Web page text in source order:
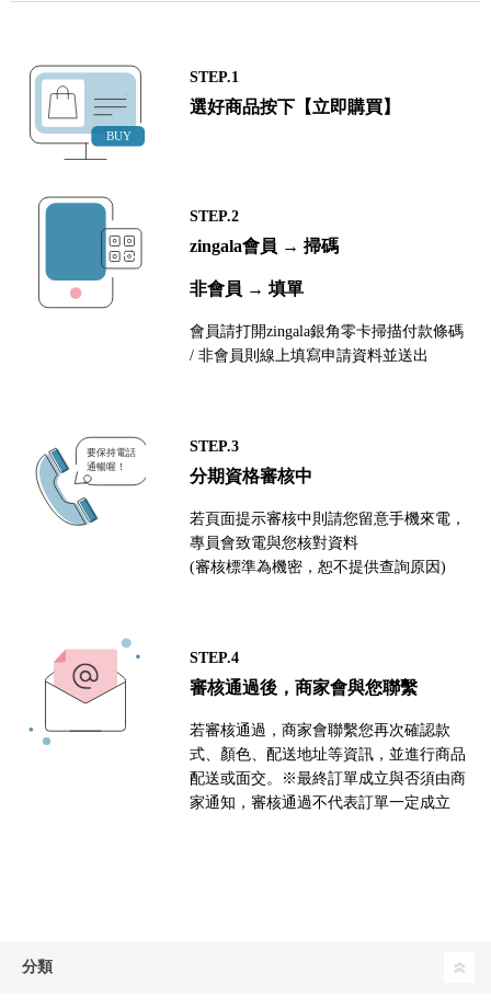
STEP.1
選好商品按下【立即購買】
STEP.2
zingala會員 → 掃碼
非會員 → 填單
會員請打開zingala銀角零卡掃描付款條碼
/ 非會員則線上填寫申請資料並送出
STEP.3
分期資格審核中
若頁面提示審核中則請您留意手機來電，
專員會致電與您核對資料
(審核標準為機密，恕不提供查詢原因)
STEP.4
審核通過後，商家會與您聯繫
若審核通過，商家會聯繫您再次確認款
式、顏色、配送地址等資訊，並進行商品
配送或面交。※最終訂單成立與否須由商
家通知，審核通過不代表訂單一定成立
分類